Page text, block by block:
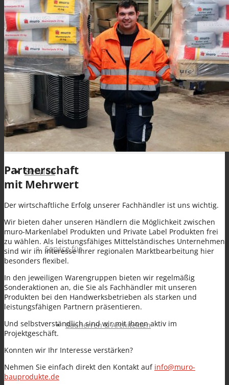
BAUWERKSABDICHTUNG
Zubehör WDVS
Service
Service für
Bauherren & Architekten
Partnerschaft
mit Mehrwert
Der wirtschaftliche Erfolg unserer Fachhändler ist uns wichtig.
Wir bieten daher unseren Händlern die Möglichkeit zwischen
muro-Markenlabel Produkten und Private Label Produkten frei
zu wählen. Als leistungsfähiges Mittelständisches Unternehmen
sind wir im Interesse Ihrer regionalen Marktbearbeitung hier
besonders flexibel.
In den jeweiligen Warengruppen bieten wir regelmäßig
Sonderaktionen an, die Sie als Fachhändler mit unseren
Produkten bei den Handwerksbetrieben als starken und
leistungsfähigen Partnern präsentieren.
Und selbstverständlich sind wir mit Ihnen aktiv im
Projektgeschäft.
Konnten wir Ihr Interesse verstärken?
Nehmen Sie einfach direkt den Kontakt auf info@muro-
bauprodukte.de